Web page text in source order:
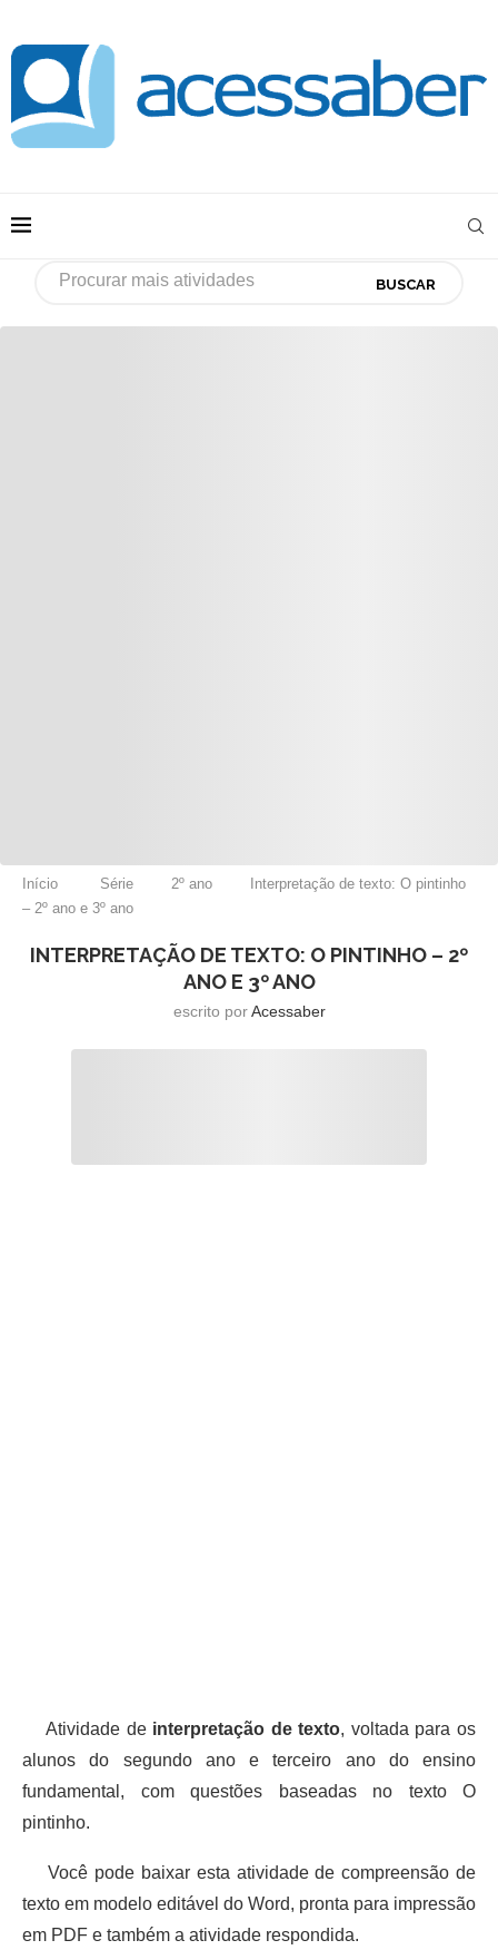
BUSCAR
Início Série 2º ano
Interpretação de texto: O pintinho
– 2º ano e 3º ano
INTERPRETAÇÃO DE TEXTO: O PINTINHO – 2º
ANO E 3º ANO
escrito porAcessaber
Atividade deinterpretação de texto, voltada para os
alunos do segundo ano e terceiro ano do ensino
fundamental, com questões baseadas no texto O
pintinho.
Você pode baixar esta atividade de compreensão de
texto em modelo editável do Word, pronta para impressão
em PDF e também a atividade respondida.